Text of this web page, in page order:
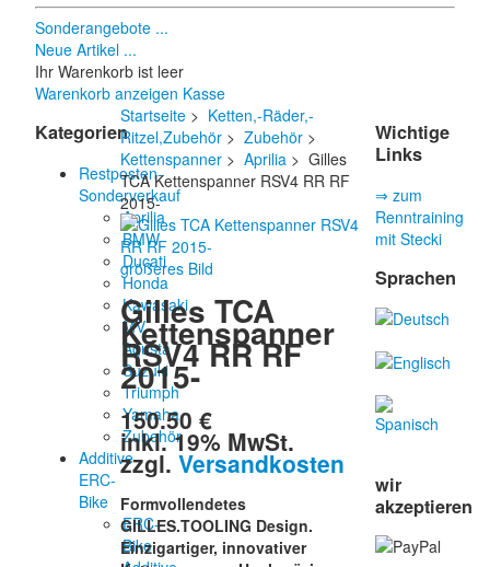
Sonderangebote ...
Neue Artikel ...
Ihr Warenkorb ist leer
Warenkorb anzeigen Kasse
Kategorien
Restposten-
Sonderverkauf
Aprilia
BMW
Ducati
Honda
Kawasaki
MV
Agusta
Suzuki
Triumph
Yamaha
Zubehör
Additive-
ERC-
Bike
ERC-
Bike
Startseite> Ketten,-Räder,-
Ritzel,Zubehör> Zubehör>
Kettenspanner> Aprilia> Gilles
TCA Kettenspanner RSV4 RR RF
2015-
größeres Bild
Gilles TCA
Kettenspanner
RSV4 RR RF
2015-
150.50 €
inkl. 19% MwSt.
zzgl. Versandkosten
Formvollendetes
GILLES.TOOLING Design.
Einzigartiger, innovativer
Wichtige
Links
⇒ zum
Renntraining
mit Stecki
Sprachen
wir
akzeptieren